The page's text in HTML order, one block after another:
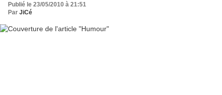
Publié le 23/05/2010 à 21:51
Par JiCé